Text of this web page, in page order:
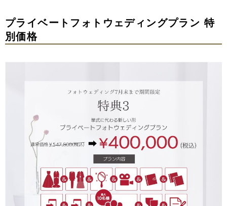
プライベートフォトウェディングプラン 特
別価格